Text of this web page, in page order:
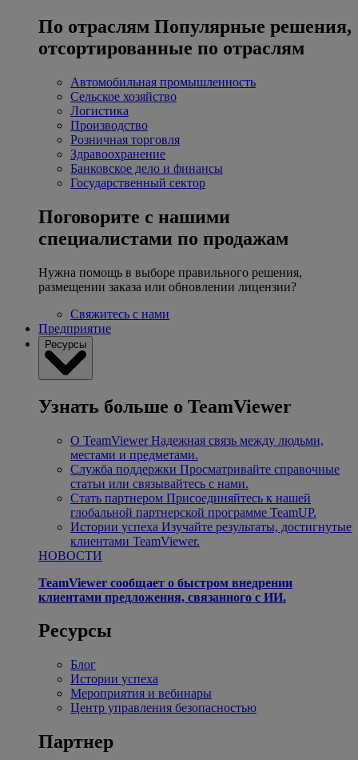
По отраслям Популярные решения,
отсортированные по отраслям
Автомобильная промышленность
Сельское хозяйство
Логистика
Производство
Розничная торговля
Здравоохранение
Банковское дело и финансы
Государственный сектор
Поговорите с нашими
специалистами по продажам
Нужна помощь в выборе правильного решения,
размещении заказа или обновлении лицензии?
Свяжитесь с нами
Предприятие
Ресурсы
Узнать больше о TeamViewer
О TeamViewer Надежная связь между людьми,
местами и предметами.
Служба поддержки Просматривайте справочные
статьи или связывайтесь с нами.
Стать партнером Присоединяйтесь к нашей
глобальной партнерской программе TeamUP.
Истории успеха Изучайте результаты, достигнутые
клиентами TeamViewer.
НОВОСТИ
TeamViewer сообщает о быстром внедрении
клиентами предложения, связанного с ИИ.
Ресурсы
Блог
Истории успеха
Мероприятия и вебинары
Центр управления безопасностью
Партнер